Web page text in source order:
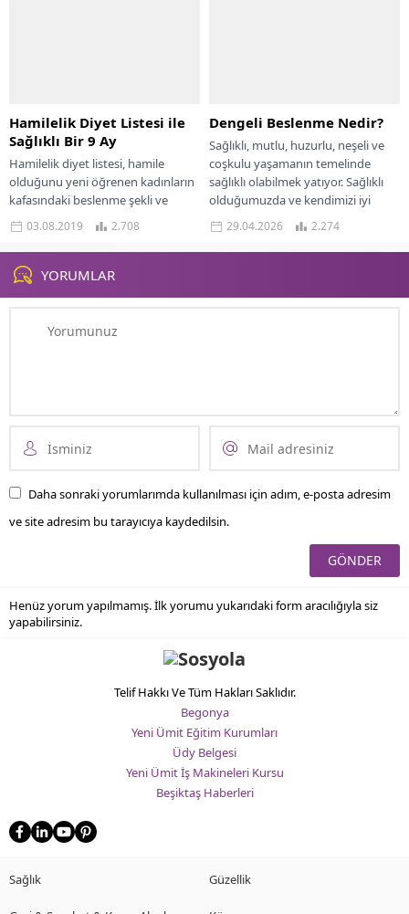
Hamilelik Diyet Listesi ile
Sağlıklı Bir 9 Ay
Hamilelik diyet listesi, hamile
olduğunu yeni öğrenen kadınların
kafasındaki beslenme şekli ve
türleri konusundaki soru
işaretlerini ortadan kaldırıyor. Çoğu
kadın...
03.08.2019 2.708
Dengeli Beslenme Nedir?
Sağlıklı, mutlu, huzurlu, neşeli ve
coşkulu yaşamanın temelinde
sağlıklı olabilmek yatıyor. Sağlıklı
olduğumuzda ve kendimizi iyi
hissettiğimizde her şeyi
yapabilme...
29.04.2026 2.274
YORUMLAR
Daha sonraki yorumlarımda kullanılması için adım, e-posta adresim
ve site adresim bu tarayıcıya kaydedilsin.
Henüz yorum yapılmamış. İlk yorumu yukarıdaki form aracılığıyla siz
yapabilirsiniz.
Telif Hakkı Ve Tüm Hakları Saklıdır.
Begonya
Yeni Ümit Eğitim Kurumları
Üdy Belgesi
Yeni Ümit İş Makineleri Kursu
Beşiktaş Haberleri
Sağlık Güzellik